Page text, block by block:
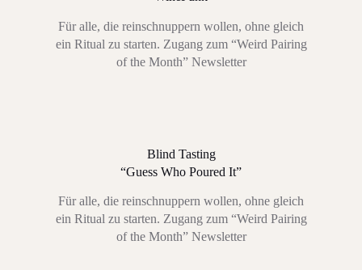
Für alle, die reinschnuppern wollen, ohne gleich
ein Ritual zu starten. Zugang zum “Weird Pairing
of the Month” Newsletter
Blind Tasting
“Guess Who Poured It”
Für alle, die reinschnuppern wollen, ohne gleich
ein Ritual zu starten. Zugang zum “Weird Pairing
of the Month” Newsletter